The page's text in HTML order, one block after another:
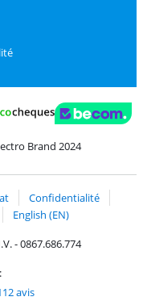
PayPal
Brand 2024
Confidentialité
English (EN)
- 0867.686.774
avis